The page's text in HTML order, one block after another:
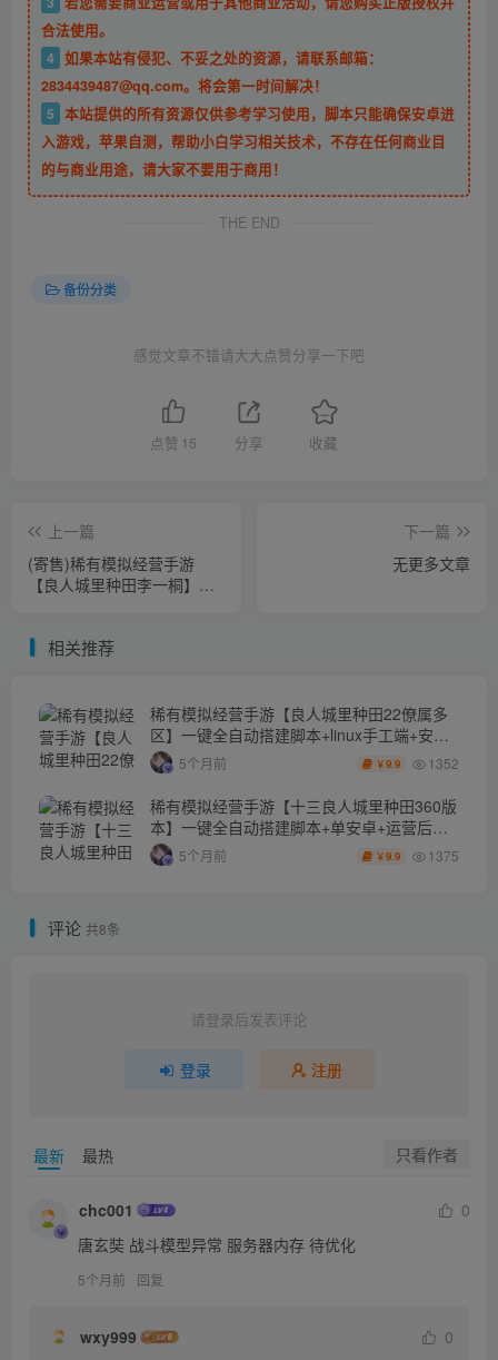
合法使用。
4 如果本站有侵犯、不妥之处的资源，请联系邮箱：
2834439487@qq.com。将会第一时间解决！
5 本站提供的所有资源仅供参考学习使用，脚本只能确保安卓进
入游戏，苹果自测，帮助小白学习相关技术，不存在任何商业目
的与商业用途，请大家不要用于商用！
THE END
备份分类
感觉文章不错请大大点赞分享一下吧
点赞 15 分享 收藏
上一篇
(寄售)稀有模拟经营手游
【良人城里种田李一桐】一
+多功能定制后台
下一篇
无更多文章
相关推荐
稀有模拟经营手游【良人城里种田22僚属多
区】一键全自动搭建脚本+linux手工端+安卓
+运营后台+完整多功能定制后台
5个月前 ￥9.9 1352
稀有模拟经营手游【十三良人城里种田360版
本】一键全自动搭建脚本+单安卓+运营后台
+多功能定制后台
5个月前 ￥9.9 1375
评论 共8条
请登录后发表评论
登录 注册
最新 最热 只看作者
chc001
0
唐玄奘 战斗模型异常 服务器内存 待优化
5个月前 回复
wxy999
0